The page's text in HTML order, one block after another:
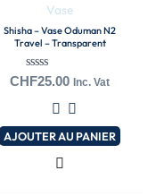
Vase
Shisha – Vase Oduman N2
Travel – Transparent
Note
CHF25.00 Inc. Vat
AJOUTER AU PANIER